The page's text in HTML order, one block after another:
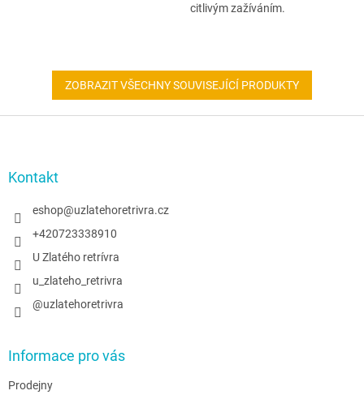
citlivým zažíváním.
ZOBRAZIT VŠECHNY SOUVISEJÍCÍ PRODUKTY
Kontakt
eshop@uzlatehoretrivra.cz
+420723338910
U Zlatého retrívra
u_zlateho_retrivra
@uzlatehoretrivra
Informace pro vás
Prodejny